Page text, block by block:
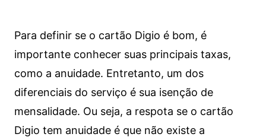
Para definir se o cartão Digio é bom, é
importante conhecer suas principais taxas,
como a anuidade. Entretanto, um dos
diferenciais do serviço é sua isenção de
mensalidade. Ou seja, a respota se o cartão
Digio tem anuidade é que não existe a